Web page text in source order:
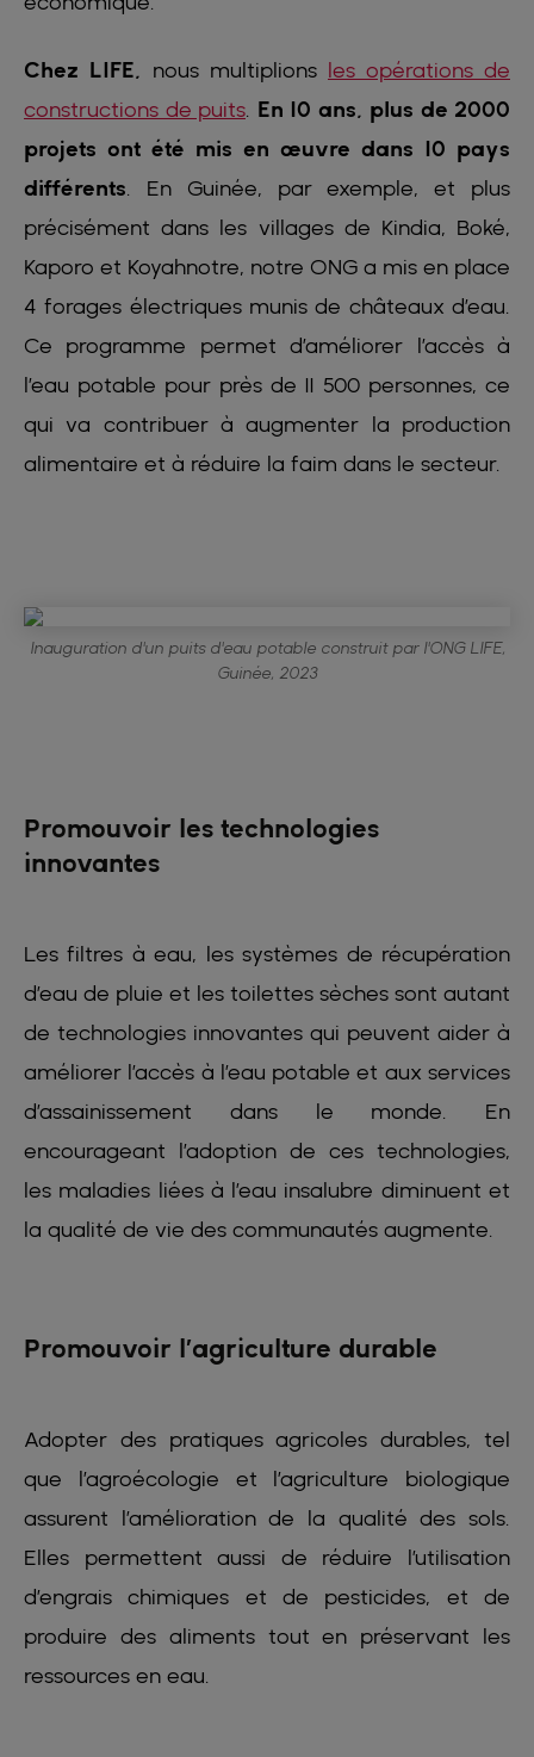
Chez LIFE, nous multiplions les opérations de
constructions de puits. En 10 ans, plus de 2000
projets ont été mis en œuvre dans 10 pays
différents. En Guinée, par exemple, et plus
précisément dans les villages de Kindia, Boké,
Kaporo et Koyahnotre, notre ONG a mis en place
4 forages électriques munis de châteaux d’eau.
Ce programme permet d’améliorer l’accès à
l’eau potable pour près de 11 500 personnes, ce
qui va contribuer à augmenter la production
alimentaire et à réduire la faim dans le secteur.
Inauguration d'un puits d'eau potable construit par l'ONG LIFE,
Guinée, 2023
Promouvoir les technologies
innovantes
Les filtres à eau, les systèmes de récupération
d’eau de pluie et les toilettes sèches sont autant
de technologies innovantes qui peuvent aider à
améliorer l’accès à l’eau potable et aux services
d’assainissement dans le monde. En
encourageant l’adoption de ces technologies,
les maladies liées à l’eau insalubre diminuent et
la qualité de vie des communautés augmente.
Promouvoir l’agriculture durable
Adopter des pratiques agricoles durables, tel
que l’agroécologie et l’agriculture biologique
assurent l’amélioration de la qualité des sols.
Elles permettent aussi de réduire l’utilisation
d’engrais chimiques et de pesticides, et de
produire des aliments tout en préservant les
ressources en eau.